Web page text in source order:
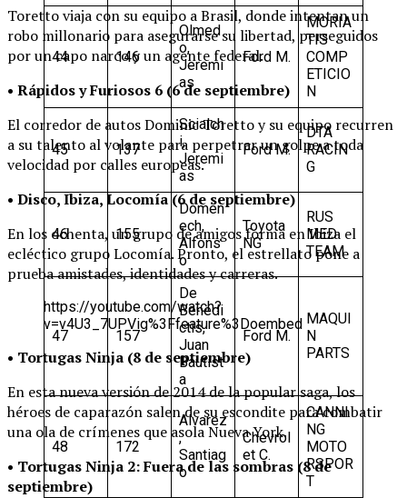
Toretto viaja con su equipo a Brasil, donde intentan un
robo millonario para asegurarse su libertad, perseguidos
por un capo narco y un agente federal.
• Rápidos y Furiosos 6 (6 de septiembre)
El corredor de autos Dominic Toretto y su equipo recurren
a su talento al volante para perpetrar un golpe a toda
velocidad por calles europeas.
• Disco, Ibiza, Locomía (6 de septiembre)
En los ochenta, un grupo de amigos forma en Ibiza el
ecléctico grupo Locomía. Pronto, el estrellato pone a
prueba amistades, identidades y carreras.
https://youtube.com/watch?
v=v4U3_7UPVig%3Ffeature%3Doembed
• Tortugas Ninja (8 de septiembre)
En esta nueva versión de 2014 de la popular saga, los
héroes de caparazón salen de su escondite para combatir
una ola de crímenes que asola Nueva York.
• Tortugas Ninja 2: Fuera de las sombras (8 de
septiembre)
44 146
Olmed
o,
Jeremi
as
Ford M.
MORIA
TIS
COMP
ETICIO
N
45 137
Scialch
i,
Jeremi
as
Ford M.
DTA
RACIN
G
46 155
Domen
ech,
Alfons
o
Toyota
NG
RUS
MED
TEAM
47 157
De
Benedi
ctis,
Juan
Bautist
a
Ford M.
MAQUI
N
PARTS
48 172
Alvarez
,
Santiag
o
Chevrol
et C.
CANNI
NG
MOTO
RSPOR
T